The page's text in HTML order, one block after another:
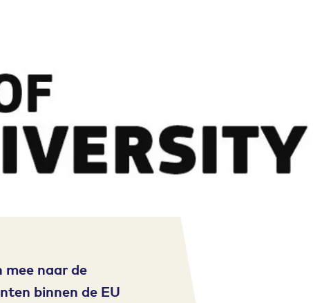
mee naar de
binnen de EU